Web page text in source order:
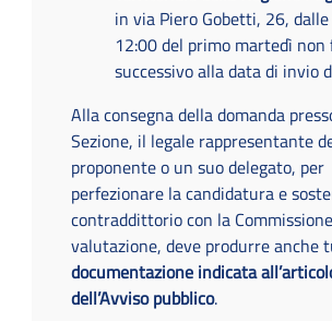
in via Piero Gobetti, 26,
12:00 del primo martedì
successivo alla data di invio
Alla consegna della domanda
Sezione, il legale rappresentante
proponente o un suo delegato, per
perfezionare la candidatura e
contraddittorio con la
valutazione, deve produrre anche
documentazione indicata
dell’Avviso pubblico.